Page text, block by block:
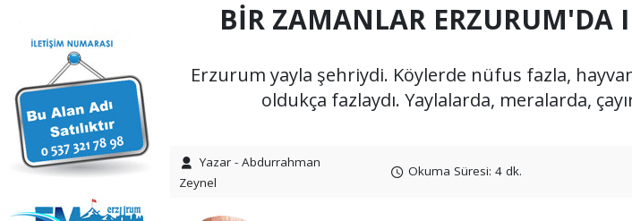
BİR ZAMANLAR ERZURUM'DA
Erzurum yayla şehriydi. Köylerde nüfus fazla,
oldukça fazlaydı. Yaylalarda, meralarda,
Yazar - Abdurrahman
Zeynel
Okuma Süresi: 4 dk.